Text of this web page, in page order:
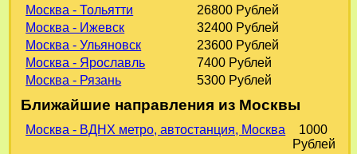
Москва - Тольятти
26800 Рублей
Москва - Ижевск
32400 Рублей
Москва - Ульяновск
23600 Рублей
Москва - Ярославль
7400 Рублей
Москва - Рязань
5300 Рублей
Ближайшие направления из Москвы
Москва - ВДНХ метро, автостанция, Москва
1000
Рублей